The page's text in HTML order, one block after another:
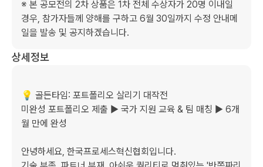
※ 본 공모전의 2차 상품은 1차 전체 수상자가 20명 이내일
경우, 참가자들께 양해를 구하고 6월 30일까지 수정 안내메
일을 발송 및 공지하겠습니다.
상세정보
💡 골든타임: 포트폴리오 살리기 대작전
미완성 포트폴리오 제출 ▶ 국가 지원 교육 & 팀 매칭 ▶ 6개
월 만에 완성
안녕하세요, 한국프로세스혁신협회입니다.